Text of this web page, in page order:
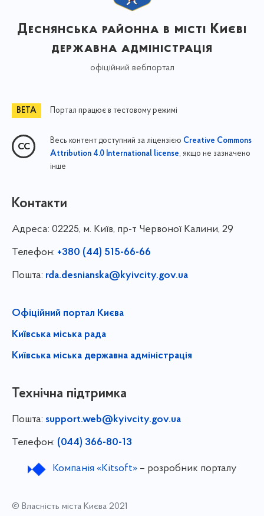
Деснянська районна в місті Києві
державна адміністрація
офіційний вебпортал
Портал працює в тестовому режимі
Весь контент доступний за ліцензією Creative Commons
Attribution 4.0 International license, якщо не зазначено
інше
Контакти
Адреса: 02225, м. Київ, пр-т Червоної Калини, 29
Телефон: +380 (44) 515-66-66
Пошта: rda.desnianska@kyivcity.gov.ua
Офіційний портал Києва
Київська міська рада
Київська міська державна адміністрація
Технічна підтримка
Пошта: support.web@kyivcity.gov.ua
Телефон: (044) 366-80-13
Компанія «Kitsoft»– розробник порталу
© Власність міста Києва 2021